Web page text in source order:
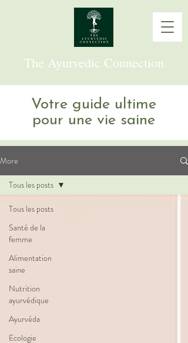
The Ayurvedic Connection
Votre guide ultime
pour une vie saine
More
Tous les posts
Santé de la
femme
Alimentation
saine
Nutrition
ayurvédique
Ayurvéda
Ecologie
Tous les posts